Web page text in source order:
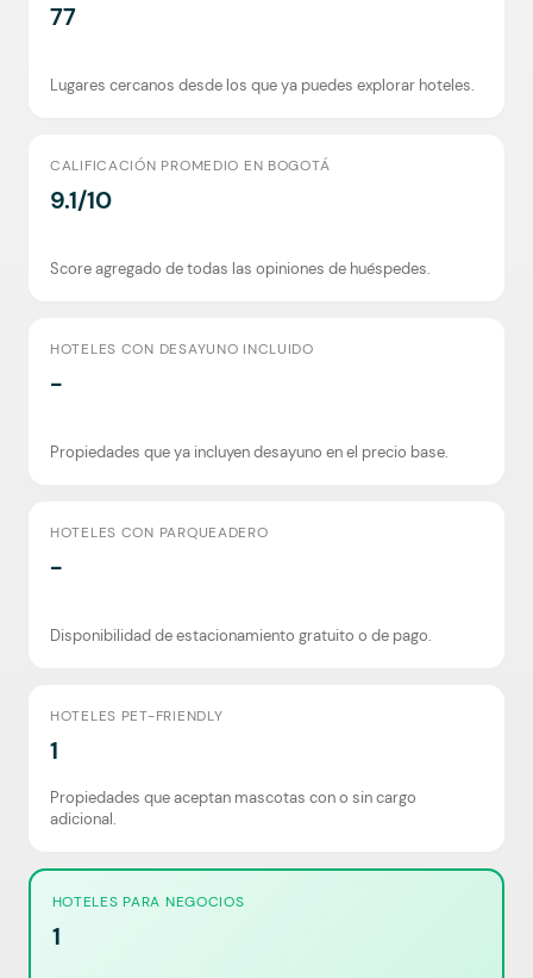
77
Lugares cercanos desde los que ya puedes explorar hoteles.
CALIFICACIÓN PROMEDIO EN BOGOTÁ
9.1/10
Score agregado de todas las opiniones de huéspedes.
HOTELES CON DESAYUNO INCLUIDO
-
Propiedades que ya incluyen desayuno en el precio base.
HOTELES CON PARQUEADERO
-
Disponibilidad de estacionamiento gratuito o de pago.
HOTELES PET-FRIENDLY
1
Propiedades que aceptan mascotas con o sin cargo
adicional.
HOTELES PARA NEGOCIOS
1